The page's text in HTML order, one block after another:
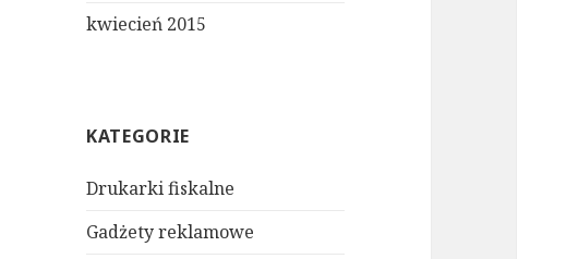
kwiecień 2015
KATEGORIE
Drukarki fiskalne
Gadżety reklamowe